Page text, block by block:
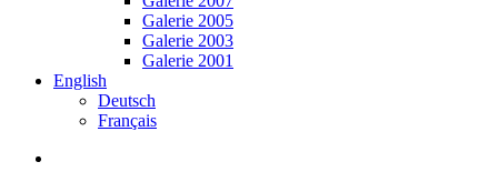
Galerie 2005
Galerie 2003
Galerie 2001
English
Deutsch
Français